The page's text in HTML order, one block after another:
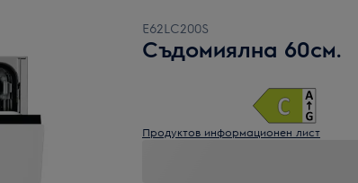
E62LC200S
Съдомиялна 60см.
Продуктов информационен лист